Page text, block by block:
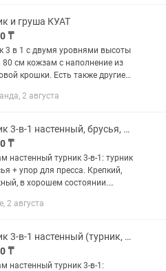
и груша КУАТ
₸
3 в 1 с двумя уровнями высоты
80 см кожзам с наполнение из
Есть также другие
2 августа
Турник 3-в-1 настенный, брусья, пресс
₸
настенный турник 3-в-1: турник
+ упор для пресса. Крепкий,
в хорошем состоянии.
подтягивания, отжимания на
2 августа
Турник 3-в-1 настенный (турник, брусья, пресс)
₸
настенный турник 3-в-1: